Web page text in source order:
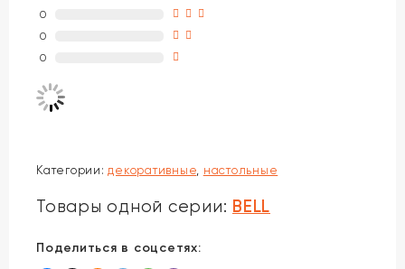
0
0
0
Категории: декоративные настольные
Товары одной серии: BELL
Поделиться в соцсетях: